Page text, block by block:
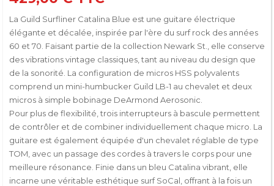
La Guild Surfliner Catalina Blue est une guitare électrique
élégante et décalée, inspirée par l'ère du surf rock des années
60 et 70. Faisant partie de la collection Newark St., elle conserve
des vibrations vintage classiques, tant au niveau du design que
de la sonorité. La configuration de micros HSS polyvalents
comprend un mini-humbucker Guild LB-1 au chevalet et deux
micros à simple bobinage DeArmond Aerosonic.
Pour plus de flexibilité, trois interrupteurs à bascule permettent
de contrôler et de combiner individuellement chaque micro. La
guitare est également équipée d'un chevalet réglable de type
TOM, avec un passage des cordes à travers le corps pour une
meilleure résonance. Finie dans un bleu Catalina vibrant, elle
incarne une véritable esthétique surf SoCal, offrant à la fois un